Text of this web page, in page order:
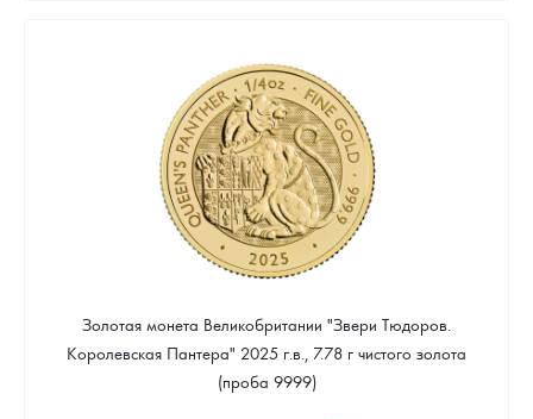
Цена выкупа
Звоните
Золотая монета Великобритании "Звери Тюдоров.
Королевская Пантера" 2025 г.в., 7.78 г чистого золота
(проба 9999)